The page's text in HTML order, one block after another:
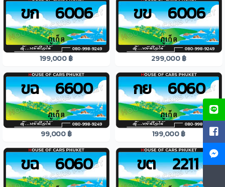
ขก 6006
199,000 ฿
ขข 6006
299,000 ฿
ขฉ 6600
99,000 ฿
กย 6060
199,000 ฿
ขฉ 6060 ขต 2211